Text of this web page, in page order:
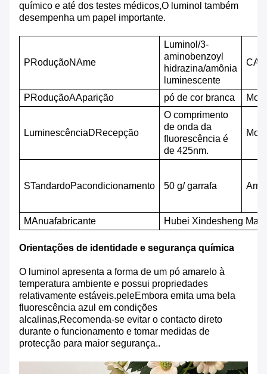
químico e até dos testes médicos,O luminol também
desempenha um papel importante.
PRoduçãoNAme
Luminol/3-
aminobenzoyl
hidrazina/amônia
luminescente
CAS
PRoduçãoAAparição pó de cor branca M
LuminescênciaDRecepção
O comprimento
de onda da
fluorescência é
de 425nm.
M
STandardoPacondicionamento 50 g/ garrafa
MAnuafabricante Hubei Xindesheng
Orientações de identidade e segurança química
O luminol apresenta a forma de um pó amarelo à
temperatura ambiente e possui propriedades
relativamente estáveis.peleEmbora emita uma bela
fluorescência azul em condições
alcalinas,Recomenda-se evitar o contacto direto
durante o funcionamento e tomar medidas de
protecção para maior segurança..